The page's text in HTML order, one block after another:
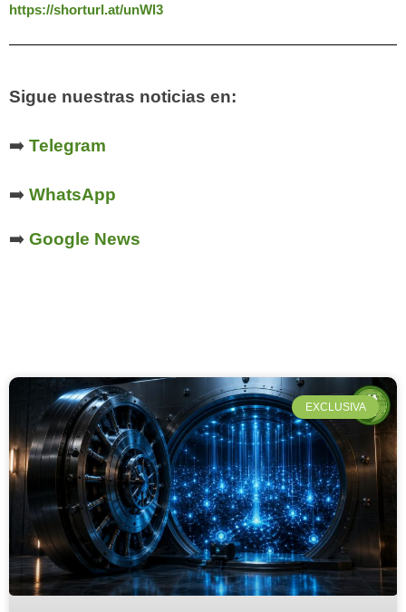
https://shorturl.at/unWl3
Sigue nuestras noticias en:
➡️ Telegram
➡️ WhatsApp
➡️ Google News
EXCLUSIVA